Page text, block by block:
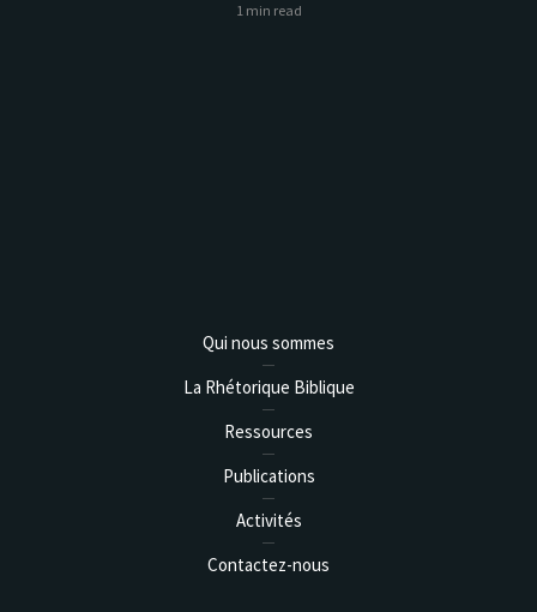
1 min read
Qui nous sommes
La Rhétorique Biblique
Ressources
Publications
Activités
Contactez-nous